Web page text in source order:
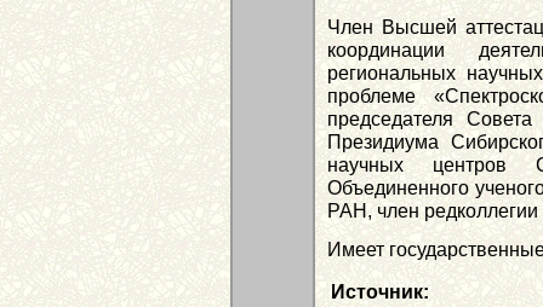
Член Высшей
координации
региональных
проблеме
председателя
Президиума
научных центров
Объединенного
РАН, член
Имеет
Источник: